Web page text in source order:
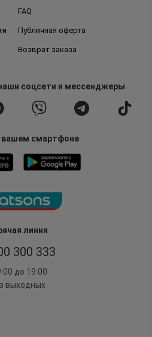
линия
300 333
до 19:00
выходных
FAQ
Публичная оферта
Возврат заказа
соцсети и мессенджеры
вашем смартфоне